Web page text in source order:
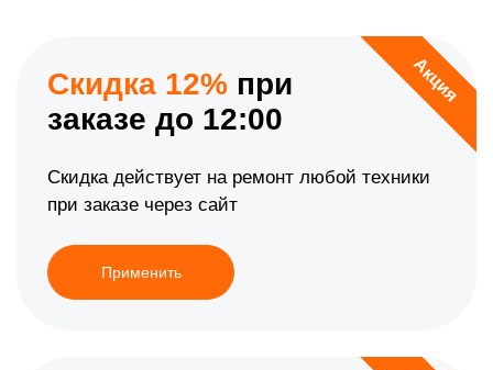
Акция
Скидка 12% при
заказе до 12:00
Скидка действует на ремонт любой техники
при заказе через сайт
Применить